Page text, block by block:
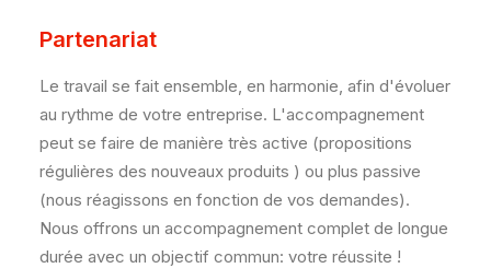
Partenariat
Le travail se fait ensemble, en harmonie, afin d'évoluer
au rythme de votre entreprise. L'accompagnement
peut se faire de manière très active (propositions
régulières des nouveaux produits ) ou plus passive
(nous réagissons en fonction de vos demandes).
Nous offrons un accompagnement complet de longue
durée avec un objectif commun: votre réussite !